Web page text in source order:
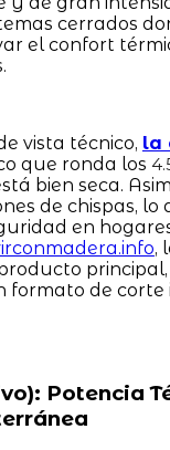
cerrados
el confort
vista técnico, la
que ronda los
bien seca.
de chispas, lo
en
,
formato de corte
Potencia